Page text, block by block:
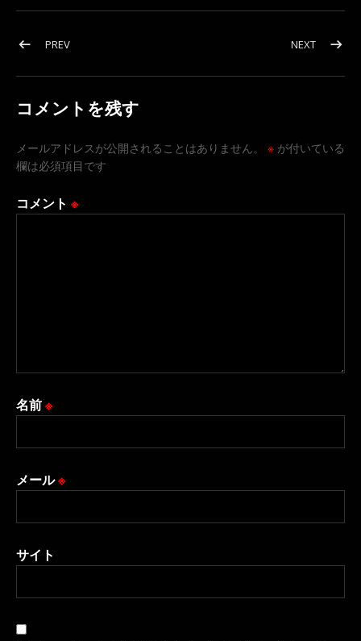
投稿ナビゲーション
PREVPOST: 静寂に浸る音楽…CHICK COREA のローズの響
NEXTPOST:
コメントを残す
メールアドレスが公開されることはありません。 ※ が付いている
欄は必須項目です
コメント ※
名前※
メール※
サイト